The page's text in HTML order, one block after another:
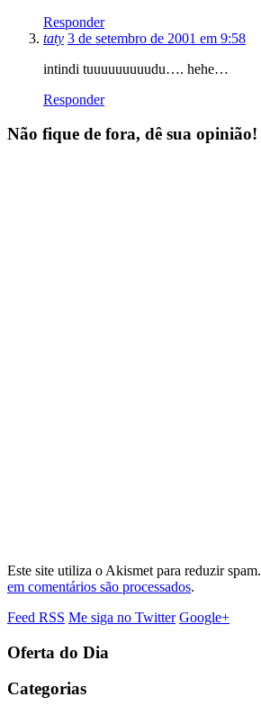
Responder
taty 3 de setembro de 2001 em 9:58
intindi tuuuuuuuuudu…. hehe…
Responder
Não fique de fora, dê sua opinião!
Este site utiliza o Akismet para reduzir spam.
em comentários são processados.
Feed RSS Me siga no Twitter Google+
Oferta do Dia
Categorias